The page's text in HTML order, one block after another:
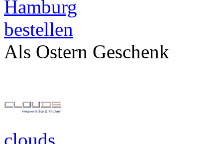
Hamburg
bestellen
Als Ostern Geschenk